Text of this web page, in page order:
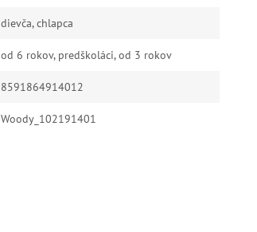
dievča, chlapca
od 6 rokov, predškoláci, od 3 rokov
8591864914012
Woody_102191401